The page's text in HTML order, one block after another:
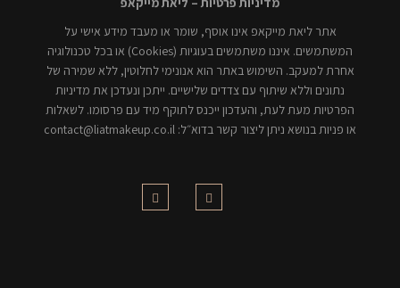
אתר ליאת מייקאפ אינו אוסף, שומר או מעבד מידע אישי על
המשתמשים. איננו משתמשים בעוגיות (Cookies) או בכל טכנולוגיה
אחרת למעקב. השימוש באתר הוא אנונימי לחלוטין, ללא שמירה של
נתונים וללא שיתוף עם צדדים שלישיים. ייתכן ונעדכן את מדיניות
הפרטיות מעת לעת, והעדכון ייכנס לתוקף מיד עם פרסומו. לשאלות
או פניות בנושא ניתן ליצור קשר בדוא״ל: contact@liatmakeup.co.il